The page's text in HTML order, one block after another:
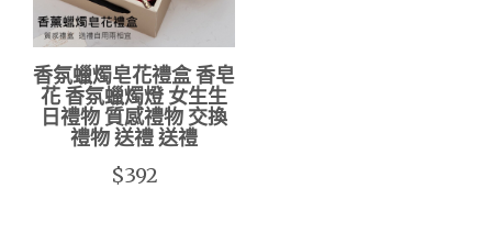
香氛蠟燭皂花禮盒 香皂
花 香氛蠟燭燈 女生生
日禮物 質感禮物 交換
禮物 送禮 送禮
$392